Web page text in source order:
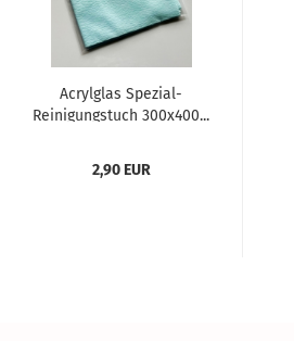
Acrylglas Spezial-
Reinigungstuch 300x400...
2,90 EUR